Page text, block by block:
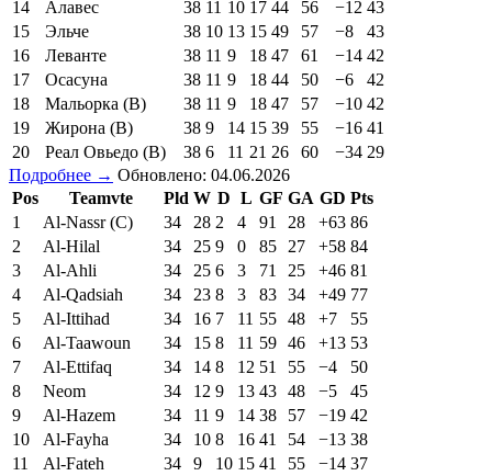
14 Алавес 38 11 10 17 44 56 −12 43
15
Эльче 38 10 13 15 49 57 −8
43
16
Леванте 38 11 9 18 47 61 −14 42
17
Осасуна 38 11 9 18 44 50 −6
42
18
Мальорка (В) 38 11 9 18 47 57 −10 42
19
Жирона (В) 38 9 14 15 39 55 −16 41
20
Реал Овьедо (В) 38 6 11 21 26 60 −34 29
Подробнее → Обновлено: 04.06.2026
Pos
Teamvte Pld W D L GF GA GD Pts
1
Al-Nassr (C) 34 28 2 4 91 28 +63 86
2
Al-Hilal 34 25 9 0 85 27 +58 84
3
Al-Ahli 34 25 6 3 71 25 +46 81
4
Al-Qadsiah 34 23 8 3 83 34 +49 77
5
Al-Ittihad 34 16 7 11 55 48 +7
55
6
Al-Taawoun 34 15 8 11 59 46 +13 53
7
Al-Ettifaq 34 14 8 12 51 55 −4
50
8
Neom 34 12 9 13 43 48 −5
45
9
Al-Hazem 34 11 9 14 38 57 −19 42
10
Al-Fayha 34 10 8 16 41 54 −13 38
11
Al-Fateh 34 9 10 15 41 55 −14 37